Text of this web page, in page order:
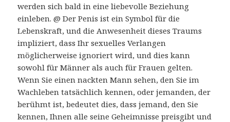
werden sich bald in eine liebevolle Beziehung
einleben. @ Der Penis ist ein Symbol für die
Lebenskraft, und die Anwesenheit dieses Traums
impliziert, dass Ihr sexuelles Verlangen
möglicherweise ignoriert wird, und dies kann
sowohl für Männer als auch für Frauen gelten.
Wenn Sie einen nackten Mann sehen, den Sie im
Wachleben tatsächlich kennen, oder jemanden, der
berühmt ist, bedeutet dies, dass jemand, den Sie
kennen, Ihnen alle seine Geheimnisse preisgibt und